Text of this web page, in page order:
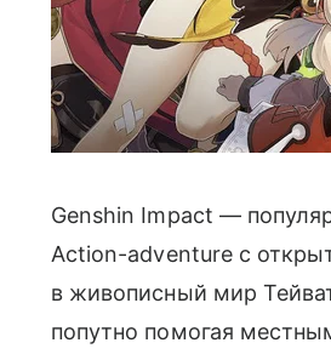
Genshin Impact —
Action-adventure с
в живописный мир
попутно помогая